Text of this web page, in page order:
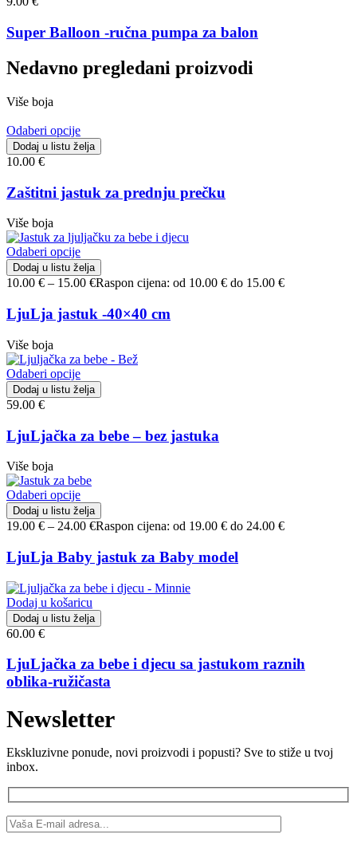
Super Balloon -ručna pumpa za balon
Nedavno pregledani proizvodi
Više boja
Odaberi opcije
Dodaj u listu želja
10.00 €
Zaštitni jastuk za prednju prečku
Više boja
Odaberi opcije
Dodaj u listu želja
10.00 € – 15.00 €Raspon cijena: od 10.00 € do 15.00 €
LjuLja jastuk -40×40 cm
Više boja
Odaberi opcije
Dodaj u listu želja
59.00 €
LjuLjačka za bebe – bez jastuka
Više boja
Odaberi opcije
Dodaj u listu želja
19.00 € – 24.00 €Raspon cijena: od 19.00 € do 24.00 €
LjuLja Baby jastuk za Baby model
Dodaj u košaricu
Dodaj u listu želja
60.00 €
LjuLjačka za bebe i djecu sa jastukom raznih
oblika-ružičasta
Newsletter
Ekskluzivne ponude, novi proizvodi i popusti? Sve to stiže u tvoj
inbox.